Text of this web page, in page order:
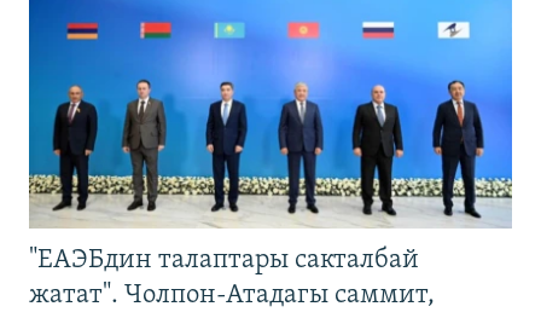
"ЕАЭБдин талаптары сакталбай
жатат". Чолпон-Атадагы саммит,